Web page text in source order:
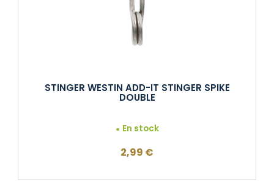
STINGER WESTIN ADD-IT STINGER SPIKE
DOUBLE
En stock
2,99 €